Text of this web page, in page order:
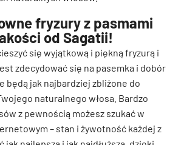
fryzury z pasmami
od Sagatii!
się wyjątkową i piękną fryzurą i
zdecydować się na pasemka i dobór
będą jak najbardziej zbliżone do
naturalnego włosa. Bardzo
z pewnością możesz szukać w
– stan i żywotność każdej z